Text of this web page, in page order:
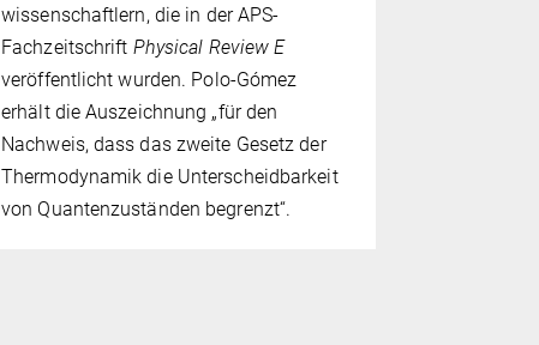
wissenschaftlern, die in der APS-
Fachzeitschrift Physical Review E
veröffentlicht wurden. Polo-Gómez
erhält die Auszeichnung „für den
Nachweis, dass das zweite Gesetz der
Thermodynamik die Unterscheidbarkeit
von Quantenzuständen begrenzt“.